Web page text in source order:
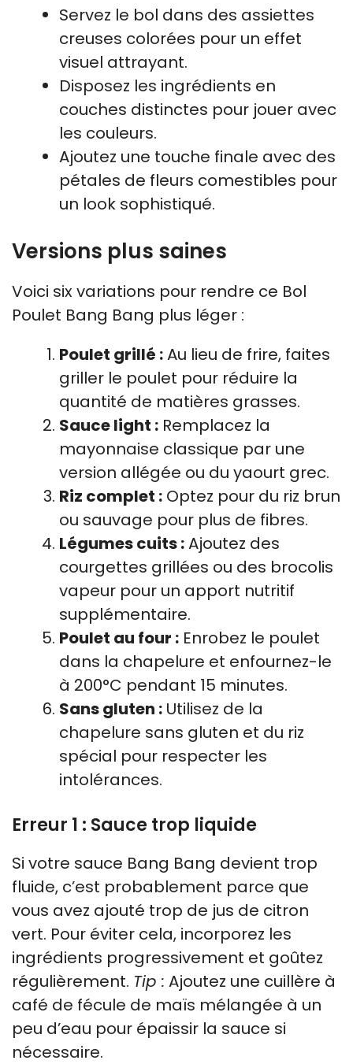
Servez le bol dans des assiettes
creuses colorées pour un effet
visuel attrayant.
Disposez les ingrédients en
couches distinctes pour jouer avec
les couleurs.
Ajoutez une touche finale avec des
pétales de fleurs comestibles pour
un look sophistiqué.
Versions plus saines
Voici six variations pour rendre ce Bol
Poulet Bang Bang plus léger :
Poulet grillé :Au lieu de frire, faites
griller le poulet pour réduire la
quantité de matières grasses.
Sauce light : Remplacez la
mayonnaise classique par une
version allégée ou du yaourt grec.
Riz complet : Optez pour du riz brun
ou sauvage pour plus de fibres.
Légumes cuits :Ajoutez des
courgettes grillées ou des brocolis
vapeur pour un apport nutritif
supplémentaire.
Poulet au four : Enrobez le poulet
dans la chapelure et enfournez-le
à 200°C pendant 15 minutes.
Sans gluten : Utilisez de la
chapelure sans gluten et du riz
spécial pour respecter les
intolérances.
Erreur 1 : Sauce trop liquide
Si votre sauce Bang Bang devient trop
fluide, c’est probablement parce que
vous avez ajouté trop de jus de citron
vert. Pour éviter cela, incorporez les
ingrédients progressivement et goûtez
régulièrement. Tip : Ajoutez une cuillère à
café de fécule de maïs mélangée à un
peu d’eau pour épaissir la sauce si
nécessaire.